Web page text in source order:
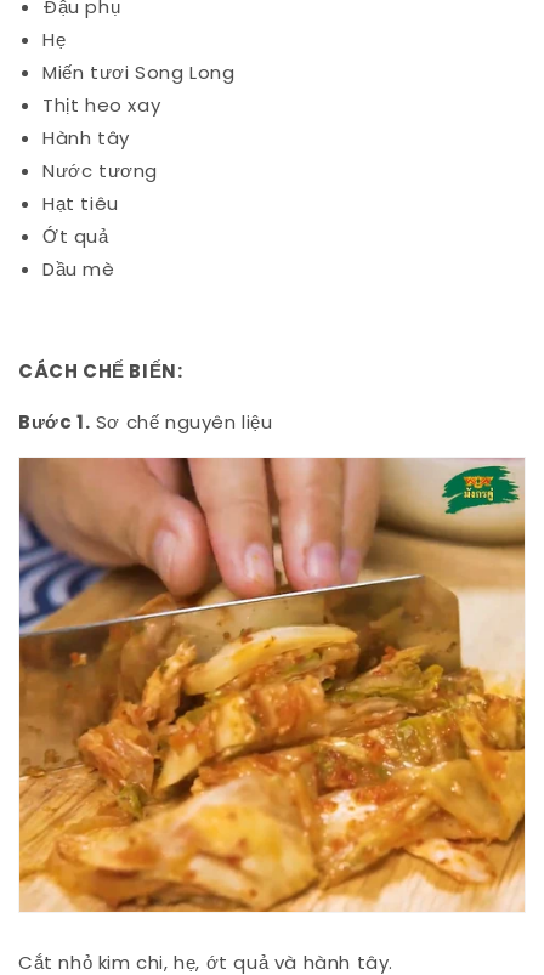
Đậu phụ
Hẹ
Miến tươi Song Long
Thịt heo xay
Hành tây
Nước tương
Hạt tiêu
Ớt quả
Dầu mè
CÁCH CHẾ BIẾN:
Bước 1. Sơ chế nguyên liệu
Cắt nhỏ kim chi, hẹ, ớt quả và hành tây.